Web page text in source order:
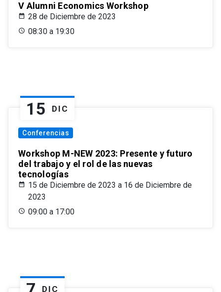
V Alumni Economics Workshop
28 de Diciembre de 2023
08:30 a 19:30
15 DIC
Conferencias
Workshop M-NEW 2023: Presente y futuro
del trabajo y el rol de las nuevas
tecnologías
15 de Diciembre de 2023 a 16 de Diciembre de
2023
09:00 a 17:00
DIC